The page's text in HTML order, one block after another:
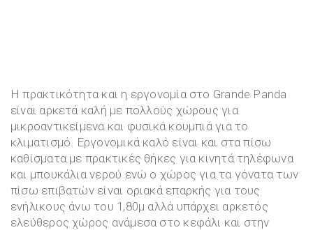
Η πρακτικότητα και η εργονομία στο Grande Panda
είναι αρκετά καλή με πολλούς χώρους για
μικροαντικείμενα και φυσικά κουμπιά για το
κλιματισμό. Εργονομικά καλό είναι και στα πίσω
καθίσματα με πρακτικές θήκες για κινητά τηλέφωνα
και μπουκάλια νερού ενώ ο χώρος για τα γόνατα των
πίσω επιβατών είναι οριακά επαρκής για τους
ενήλικους άνω του 1,80μ αλλά υπάρχει αρκετός
ελεύθερος χώρος ανάμεσα στο κεφάλι και στην